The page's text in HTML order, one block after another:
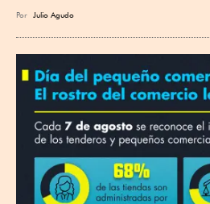
Por Julio Agudo